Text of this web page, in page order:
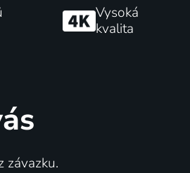
Vysoká
kvalita
závazku.